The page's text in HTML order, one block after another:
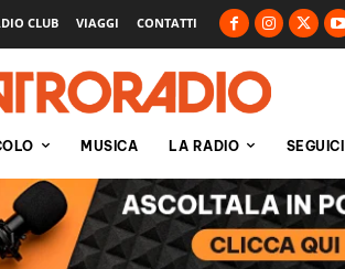
CLUB VIAGGI CONTATTI
MUSICA LA RADIO SEGUICI